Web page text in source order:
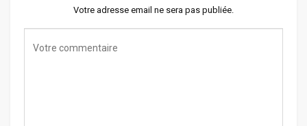
Votre adresse email ne sera pas publiée.